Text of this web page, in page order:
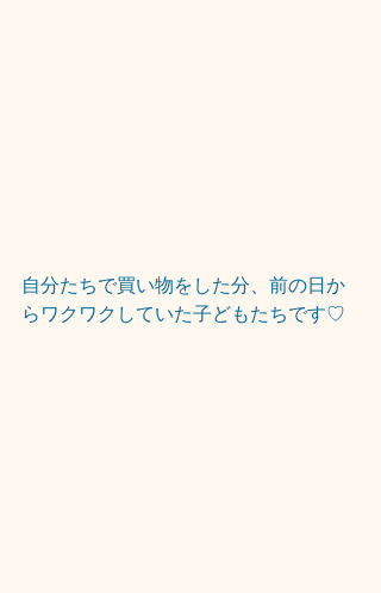
自分たちで買い物をした分、前の日か
らワクワクしていた子どもたちです♡